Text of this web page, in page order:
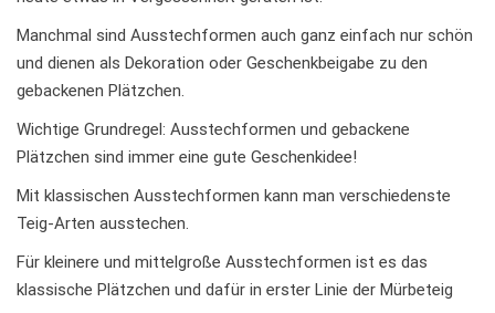
Manchmal sind Ausstechformen auch ganz einfach nur schön
und dienen als Dekoration oder Geschenkbeigabe zu den
gebackenen Plätzchen.
Wichtige Grundregel: Ausstechformen und gebackene
Plätzchen sind immer eine gute Geschenkidee!
Mit klassischen Ausstechformen kann man verschiedenste
Teig-Arten ausstechen.
Für kleinere und mittelgroße Ausstechformen ist es das
klassische Plätzchen und dafür in erster Linie der Mürbeteig